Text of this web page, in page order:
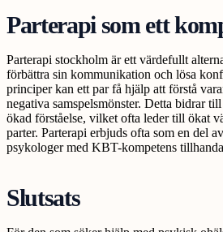
Parterapi som ett
Parterapi stockholm är ett värdefullt
förbättra sin kommunikation och lösa
principer kan ett par få hjälp att förstå
negativa samspelsmönster. Detta bidrar
ökad förståelse, vilket ofta leder till ökat
parter. Parterapi erbjuds ofta som en del
psykologer med KBT-kompetens
Slutsats